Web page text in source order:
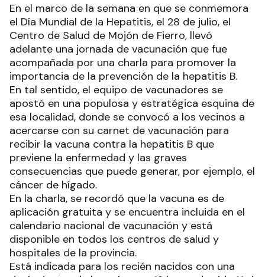
En el marco de la semana en que se conmemora
el Día Mundial de la Hepatitis, el 28 de julio, el
Centro de Salud de Mojón de Fierro, llevó
adelante una jornada de vacunación que fue
acompañada por una charla para promover la
importancia de la prevención de la hepatitis B.
En tal sentido, el equipo de vacunadores se
apostó en una populosa y estratégica esquina de
esa localidad, donde se convocó a los vecinos a
acercarse con su carnet de vacunación para
recibir la vacuna contra la hepatitis B que
previene la enfermedad y las graves
consecuencias que puede generar, por ejemplo, el
cáncer de hígado.
En la charla, se recordó que la vacuna es de
aplicación gratuita y se encuentra incluida en el
calendario nacional de vacunación y está
disponible en todos los centros de salud y
hospitales de la provincia.
Está indicada para los recién nacidos con una